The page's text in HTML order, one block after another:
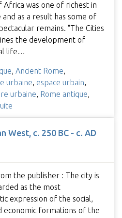
Africa was one of richest in
as a result has some of
remains. "The Cities
the development of
life…
, Ancient Rome,
urbaine, espace urbain,
urbaine, Rome antique,
West, c. 250 BC - c. AD
the publisher : The city is
as the most
expression of the social,
economic formations of the